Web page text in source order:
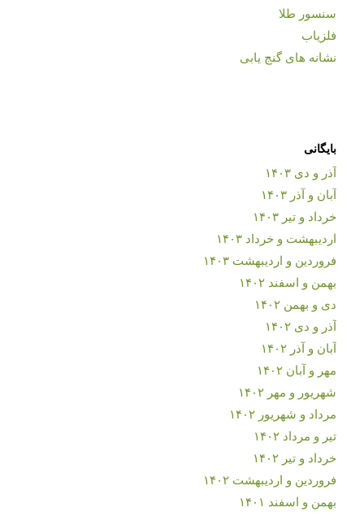
سنسور طلا
فلزیاب
نشانه های گنج یابی
بایگانی
آذر و دی ۱۴۰۳
آبان و آذر ۱۴۰۳
خرداد و تیر ۱۴۰۳
اردیبهشت و خرداد ۱۴۰۳
فروردین و اردیبهشت ۱۴۰۳
بهمن و اسفند ۱۴۰۲
دی و بهمن ۱۴۰۲
آذر و دی ۱۴۰۲
آبان و آذر ۱۴۰۲
مهر و آبان ۱۴۰۲
شهریور و مهر ۱۴۰۲
مرداد و شهریور ۱۴۰۲
تیر و مرداد ۱۴۰۲
خرداد و تیر ۱۴۰۲
فروردین و اردیبهشت ۱۴۰۲
بهمن و اسفند ۱۴۰۱